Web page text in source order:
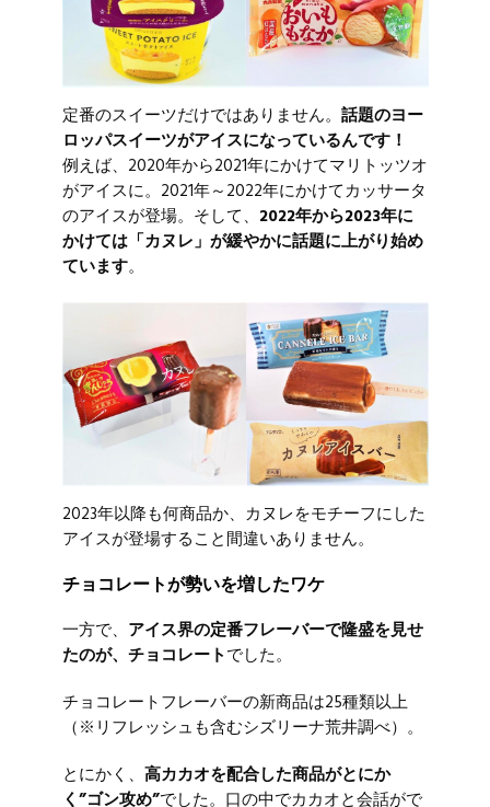
定番のスイーツだけではありません。 話題のヨー
ロッパスイーツがアイスになっているんです！
例えば、2020年から2021年にかけてマリトッツオ
がアイスに。2021年～2022年にかけてカッサータ
のアイスが登場。そして、 2022年から2023年に
かけては「カヌレ」が緩やかに話題に上がり始め
ています。
2023年以降も何商品か、カヌレをモチーフにした
アイスが登場すること間違いありません。
チョコレートが勢いを増したワケ
一方で、 アイス界の定番フレーバーで隆盛を見せ
たのが、チョコレートでした。
チョコレートフレーバーの新商品は25種類以上
（※リフレッシュも含むシズリーナ荒井調べ）。
とにかく、 高カカオを配合した商品がとにか
く”ゴン攻め”でした。口の中でカカオと会話がで